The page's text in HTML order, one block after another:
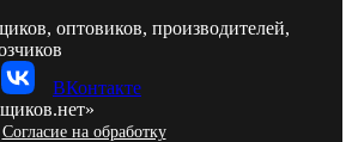
оптовиков, производителей,
ВКонтакте
Согласие на обработку